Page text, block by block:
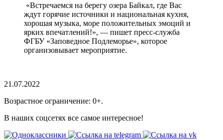
«Встречаемся на берегу озера Байкал, где Вас
ждут горячие источники и национальная кухня,
хорошая музыка, море положительных эмоций и
ярких впечатлений!», — пишет пресс-служба
ФГБУ «Заповедное Подлеморье», которое
организовывает мероприятие.
21.07.2022
Возрастное ограничение: 0+.
В наших соцсетях все самое интересное!